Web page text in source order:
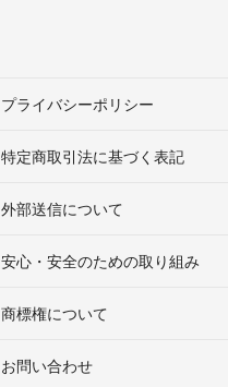
プライバシーポリシー
特定商取引法に基づく表記
外部送信について
安心・安全のための取り組み
商標権について
お問い合わせ